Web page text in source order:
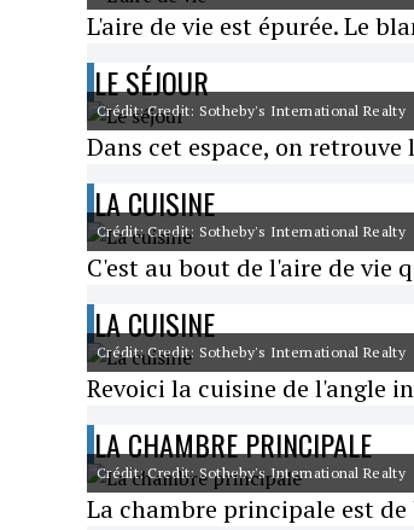
L'aire de vie est épurée. Le
LE SÉJOUR
Crédit: Credit: Sotheby's International Realty
Dans cet espace, on
LA CUISINE
Crédit: Credit: Sotheby's International Realty
C'est au bout de l'aire de vie
LA CUISINE
Crédit: Credit: Sotheby's International Realty
Revoici la cuisine de l'angle
LA CHAMBRE PRINCIPALE
Crédit: Credit: Sotheby's International Realty
La chambre principale est